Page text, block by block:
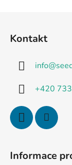
Kontakt
info@
+420
Informace